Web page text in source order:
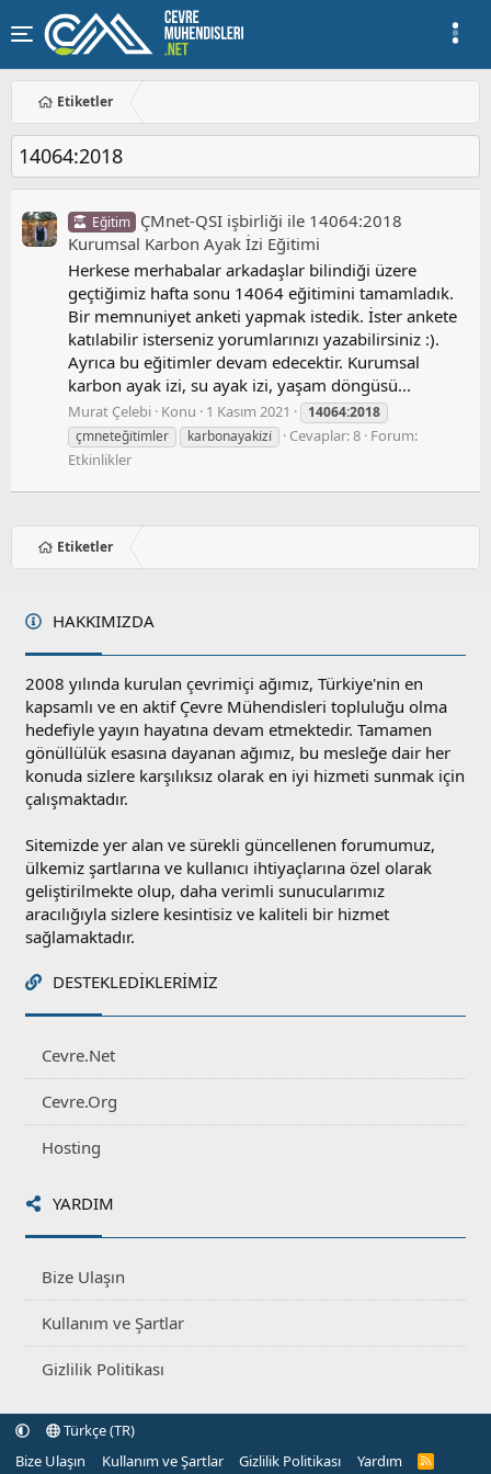
Etiketler
14064:2018
Eğitim ÇMnet-QSI işbirliği ile 14064:2018
Kurumsal Karbon Ayak İzi Eğitimi
Herkese merhabalar arkadaşlar bilindiği üzere
geçtiğimiz hafta sonu 14064 eğitimini tamamladık.
Bir memnuniyet anketi yapmak istedik. İster ankete
katılabilir isterseniz yorumlarınızı yazabilirsiniz :).
Ayrıca bu eğitimler devam edecektir. Kurumsal
karbon ayak izi, su ayak izi, yaşam döngüsü...
Murat Çelebi Konu 1 Kasım 2021
14064:2018
çmneteği̇ti̇mler
karbonayaki̇zi̇ Cevaplar: 8 Forum:
Etkinlikler
Etiketler
HAKKIMIZDA
2008 yılında kurulan çevrimiçi ağımız, Türkiye'nin en
kapsamlı ve en aktif Çevre Mühendisleri topluluğu olma
hedefiyle yayın hayatına devam etmektedir. Tamamen
gönüllülük esasına dayanan ağımız, bu mesleğe dair her
konuda sizlere karşılıksız olarak en iyi hizmeti sunmak için
çalışmaktadır.
Sitemizde yer alan ve sürekli güncellenen forumumuz,
ülkemiz şartlarına ve kullanıcı ihtiyaçlarına özel olarak
geliştirilmekte olup, daha verimli sunucularımız
aracılığıyla sizlere kesintisiz ve kaliteli bir hizmet
sağlamaktadır.
DESTEKLEDIKLERIMIZ
Cevre.Net
Cevre.Org
Hosting
YARDIM
Bize Ulaşın
Kullanım ve Şartlar
Gizlilik Politikası
Türkçe (TR)
Bize Ulaşın
Kullanım ve Şartlar Gizlilik Politikası Yardım
R